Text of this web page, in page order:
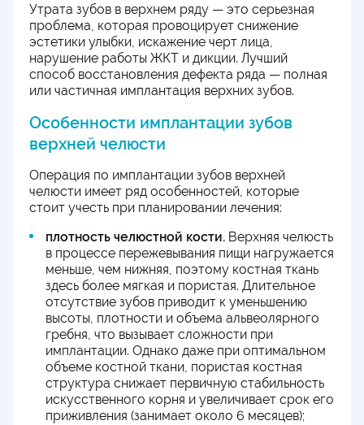
Утрата зубов в верхнем ряду — это серьезная
проблема, которая провоцирует снижение
эстетики улыбки, искажение черт лица,
нарушение работы ЖКТ и дикции. Лучший
способ восстановления дефекта ряда — полная
или частичная имплантация верхних зубов.
Особенности имплантации зубов
верхней челюсти
Операция по имплантации зубов верхней
челюсти имеет ряд особенностей, которые
стоит учесть при планировании лечения:
плотность челюстной кости. Верхняя челюсть
в процессе пережевывания пищи нагружается
меньше, чем нижняя, поэтому костная ткань
здесь более мягкая и пористая. Длительное
отсутствие зубов приводит к уменьшению
высоты, плотности и объема альвеолярного
гребня, что вызывает сложности при
имплантации. Однако даже при оптимальном
объеме костной ткани, пористая костная
структура снижает первичную стабильность
искусственного корня и увеличивает срок его
приживления (занимает около 6 месяцев);